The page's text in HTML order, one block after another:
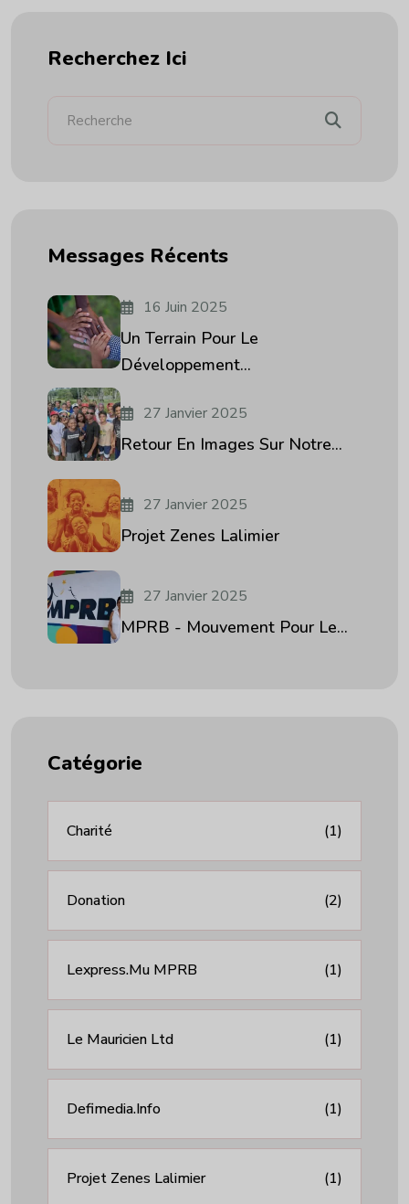
Recherchez Ici
Messages Récents
16 Juin 2025
Un Terrain Pour Le
Développement...
27 Janvier 2025
Retour En Images Sur Notre...
27 Janvier 2025
Projet Zenes Lalimier
27 Janvier 2025
MPRB - Mouvement Pour Le...
Catégorie
Charité (1)
Donation (2)
Lexpress.mu MPRB (1)
Le Mauricien Ltd (1)
Defimedia.info (1)
Projet Zenes Lalimier (1)